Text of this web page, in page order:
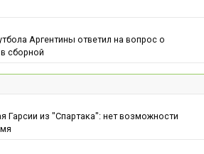
Аргентины ответил на вопрос о
сборной
Гарсии из "Спартака": нет возможности